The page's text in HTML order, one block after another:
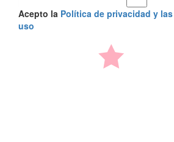
Acepto la Política de privacidad y
uso